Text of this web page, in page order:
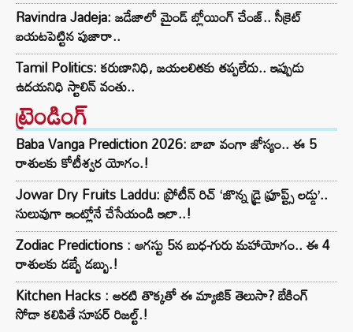
Ravindra Jadeja: జడేజాలో మైండ్ బ్లోయింగ్ చేంజ్.. సీక్రెట్
బయటపెట్టిన పుజారా..
Tamil Politics: కరుణానిధి, జయలలితకు తప్పలేదు.. ఇప్పుడు
ఉదయనిధి స్టాలిన్ వంతు..
ట్రెండింగ్‌
Baba Vanga Prediction 2026: బాబా వంగా జోస్యం.. ఈ 5
రాశులకు కోటీశ్వర యోగం.!
Jowar Dry Fruits Laddu: ప్రోటీన్ రిచ్ ‘జొన్న డ్రై ఫ్రూప్ట్స్ లడ్డు’..
సులువుగా ఇంట్లోనే చేసేయండి ఇలా..!
Zodiac Predictions : ఆగస్టు 5న బుధ-గురు మహాయోగం.. ఈ 4
రాశులకు డబ్బే డబ్బు.!
Kitchen Hacks : అరటి తొక్కతో ఈ మ్యాజిక్ తెలుసా? బేకింగ్
సోడా కలిపితే సూపర్ రిజల్ట్.!